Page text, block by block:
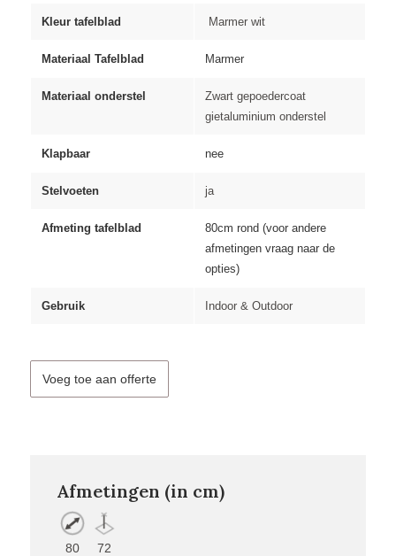
Kleur tafelblad Marmer wit
Materiaal Tafelblad Marmer
Materiaal onderstel
Zwart gepoedercoat
gietaluminium onderstel
Klapbaar nee
Stelvoeten ja
Afmeting tafelblad
80cm rond (voor andere
afmetingen vraag naar de
opties)
Gebruik Indoor & Outdoor
Voeg toe aan offerte
Afmetingen (in cm)
80 72